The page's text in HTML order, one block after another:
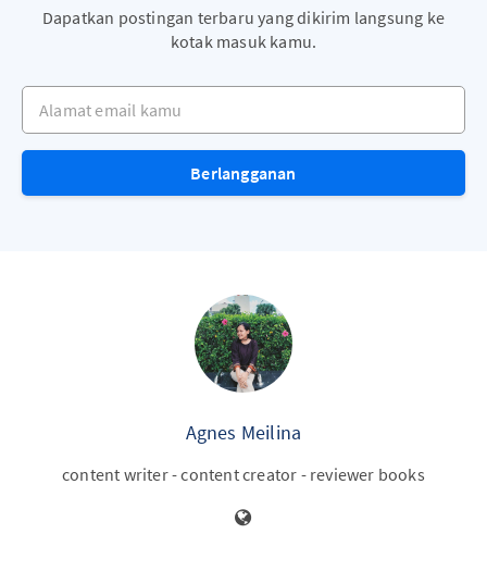
Dapatkan postingan terbaru yang dikirim langsung ke
kotak masuk kamu.
Alamat email kamu
Berlangganan
Agnes Meilina
content writer - content creator - reviewer books